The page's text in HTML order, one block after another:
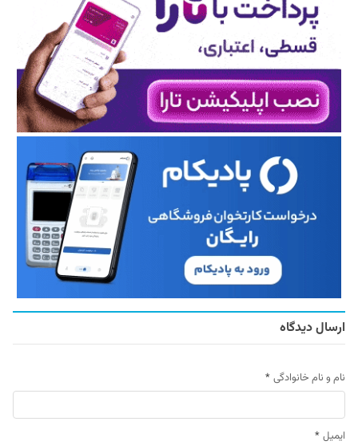
ارسال دیدگاه
نام و نام خانوادگی *
ایمیل *